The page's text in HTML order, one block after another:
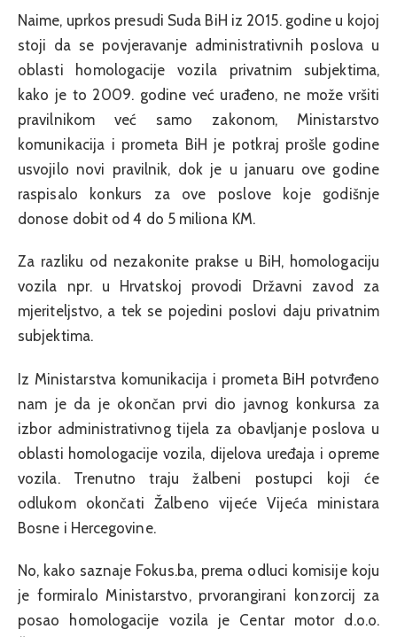
Naime, uprkos presudi Suda BiH iz 2015. godine u kojoj
stoji da se povjeravanje administrativnih poslova u
oblasti homologacije vozila privatnim subjektima,
kako je to 2009. godine već urađeno, ne može vršiti
pravilnikom već samo zakonom, Ministarstvo
komunikacija i prometa BiH je potkraj prošle godine
usvojilo novi pravilnik, dok je u januaru ove godine
raspisalo konkurs za ove poslove koje godišnje
donose dobit od 4 do 5 miliona KM.
Za razliku od nezakonite prakse u BiH, homologaciju
vozila npr. u Hrvatskoj provodi Državni zavod za
mjeriteljstvo, a tek se pojedini poslovi daju privatnim
subjektima.
Iz Ministarstva komunikacija i prometa BiH potvrđeno
nam je da je okončan prvi dio javnog konkursa za
izbor administrativnog tijela za obavljanje poslova u
oblasti homologacije vozila, dijelova uređaja i opreme
vozila. Trenutno traju žalbeni postupci koji će
odlukom okončati Žalbeno vijeće Vijeća ministara
Bosne i Hercegovine.
No, kako saznaje Fokus.ba, prema odluci komisije koju
je formiralo Ministarstvo, prvorangirani konzorcij za
posao homologacije vozila je Centar motor d.o.o.